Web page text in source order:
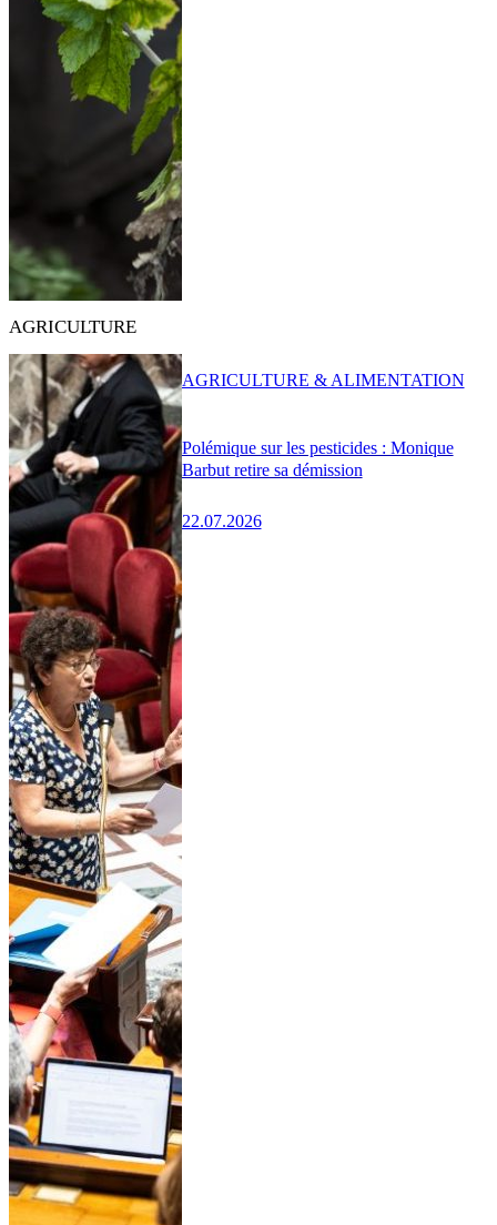
AGRICULTURE
Polémique sur les pesticides : Monique
Barbut retire sa démission
22.07.2026
AGRICULTURE & ALIMENTATION